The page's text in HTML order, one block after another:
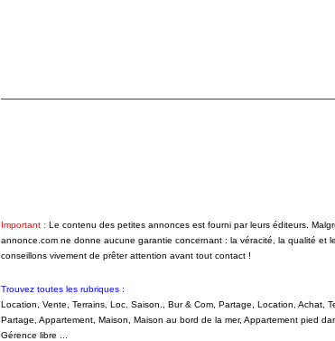
Important : Le contenu des petites annonces est fourni par leurs éditeurs.
annonce.com ne donne aucune garantie concernant : la véracité, la qualité et
conseillons vivement de prêter attention avant tout contact !
Trouvez toutes les rubriques :
Location, Vente, Terrains, Loc. Saison., Bur & Com, Partage, Location, Achat,
Partage, Appartement, Maison, Maison au bord de la mer, Appartement pied
Gérence libre ...